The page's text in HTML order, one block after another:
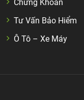
Chứng Khoán
Tư Vấn Bảo Hiểm
Ô Tô – Xe Máy